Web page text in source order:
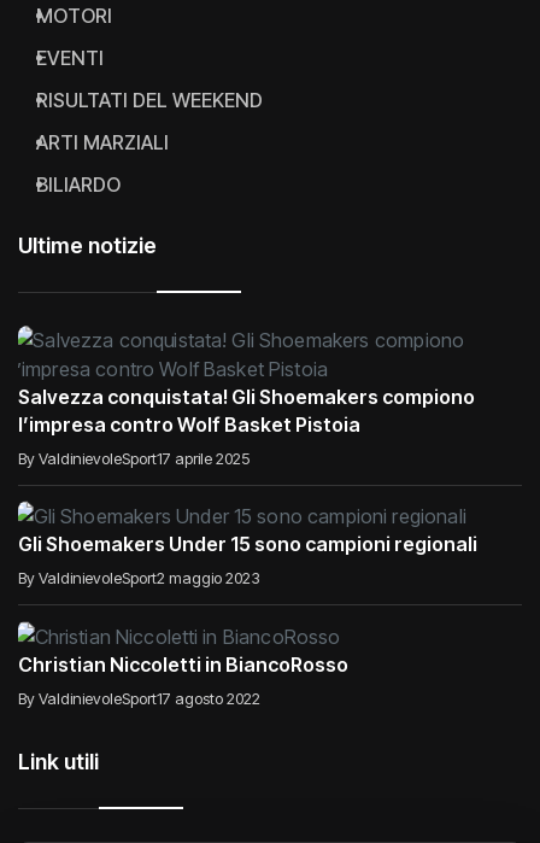
MOTORI
EVENTI
RISULTATI DEL WEEKEND
ARTI MARZIALI
BILIARDO
Ultime notizie
Salvezza conquistata! Gli Shoemakers compiono
l’impresa contro Wolf Basket Pistoia
By ValdinievoleSport17 aprile 2025
Gli Shoemakers Under 15 sono campioni regionali
By ValdinievoleSport2 maggio 2023
Christian Niccoletti in BiancoRosso
By ValdinievoleSport17 agosto 2022
Link utili